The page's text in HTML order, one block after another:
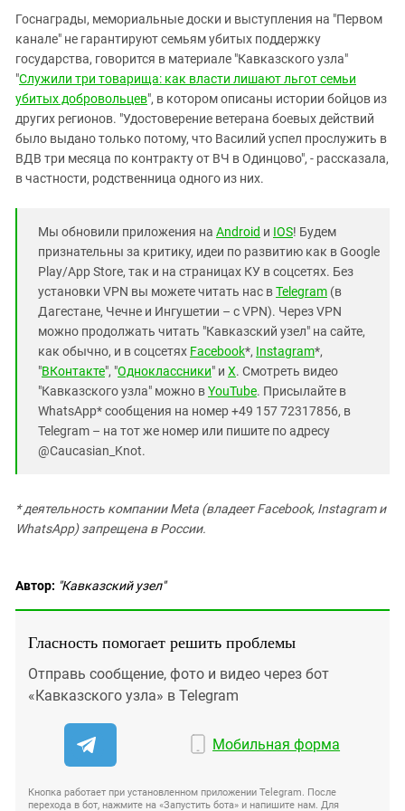
Госнаграды, мемориальные доски и выступления на "Первом
канале" не гарантируют семьям убитых поддержку
государства, говорится в материале "Кавказского узла"
"Служили три товарища: как власти лишают льгот семьи
убитых добровольцев", в котором описаны истории бойцов из
других регионов. "Удостоверение ветерана боевых действий
было выдано только потому, что Василий успел прослужить в
ВДВ три месяца по контракту от ВЧ в Одинцово", - рассказала,
в частности, родственница одного из них.
Мы обновили приложения на Android и IOS! Будем
признательны за критику, идеи по развитию как в Google
Play/App Store, так и на страницах КУ в соцсетях. Без
установки VPN вы можете читать нас вTelegram (в
Дагестане, Чечне и Ингушетии – с VPN). Через VPN
можно продолжать читать "Кавказский узел" на сайте,
как обычно, и в соцсетях Facebook*, Instagram*,
"ВКонтакте", "Одноклассники" и X. Смотреть видео
"Кавказского узла" можно вYouTube. Присылайте в
WhatsApp* сообщения на номер +49 157 72317856, в
Telegram – на тот же номер или пишите по адресу
@Caucasian_Knot.
* деятельность компании Meta (владеет Facebook, Instagram и
WhatsApp) запрещена в России.
Автор: "Кавказский узел"
Гласность помогает решить проблемы
Отправь сообщение, фото и видео через бот
«Кавказского узла» в Telegram
Мобильная форма
Кнопка работает при установленном приложении Telegram. После
перехода в бот, нажмите на «Запустить бота» и напишите нам. Для